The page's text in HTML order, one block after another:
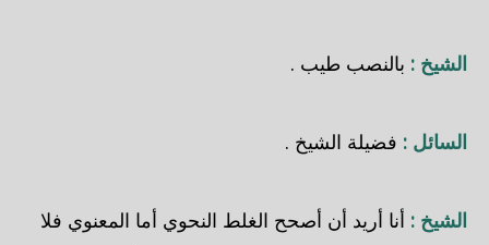
الشيخ : بالنصب طيب .
السائل : فضيلة الشيخ .
الشيخ : أنا أريد أن أصحح الغلط النحوي أما المعنوي فلا